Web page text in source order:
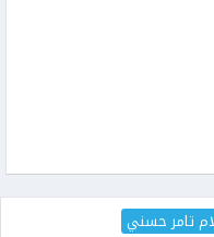
تامر حسني